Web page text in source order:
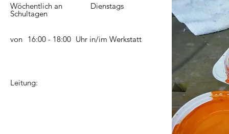
Wöchentlich an
Schultagen
Dienstags
von 16:00 - 18:00 Uhr in/im Werkstatt
Leitung: